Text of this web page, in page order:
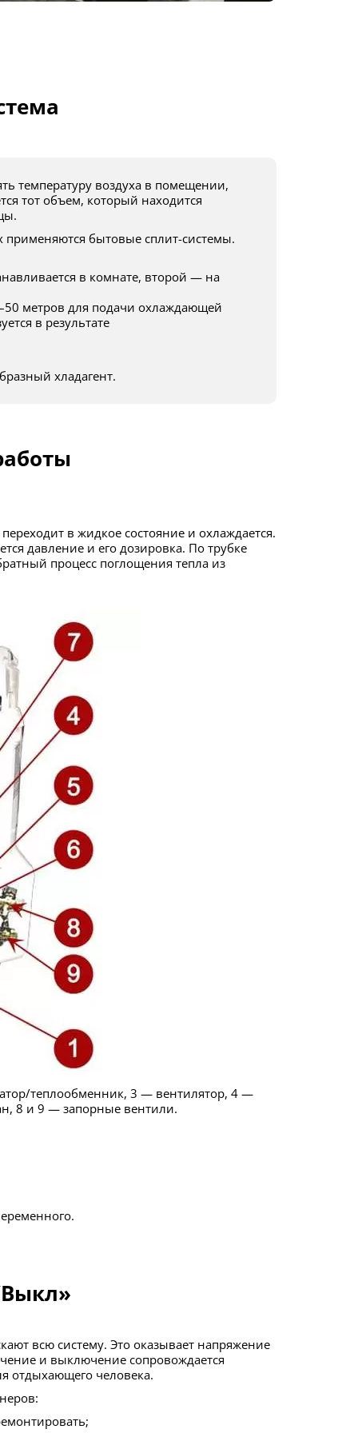
тот объем, который находится
в комнате, второй — на
метров для подачи охлаждающей
в результате
хладагент.
давление и его дозировка. По трубке
процесс поглощения тепла из
8 и 9 — запорные вентили.
и выключение сопровождается
отдыхающего человека.